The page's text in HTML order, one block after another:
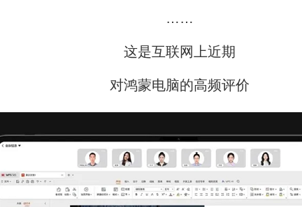
……
这是互联网上近期
对鸿蒙电脑的高频评价